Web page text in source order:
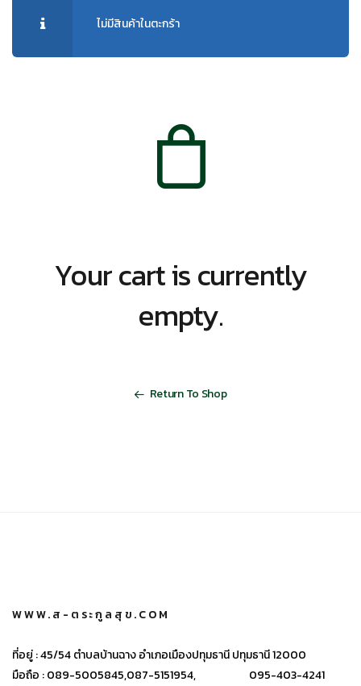
ไม่มีสินค้าในตะกร้า
Your cart is currently
empty.
Return To Shop
WWW.ส-ตระกูลสุข.COM
ที่อยู่ :45/54 ตำบลบ้านฉาง อำเภอเมืองปทุมธานี ปทุมธานี 12000
มือถือ :089-5005845,087-5151954, 095-403-4241